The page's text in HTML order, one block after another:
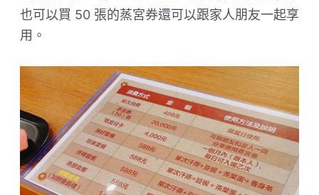
也可以買 50 張的蒸宮券還可以跟家人朋友一起享
用。